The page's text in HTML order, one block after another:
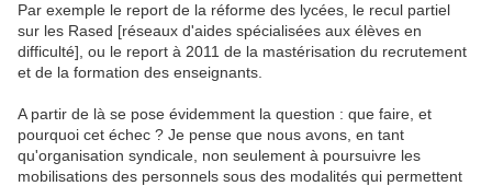
Par exemple le report de la réforme des lycées, le recul partiel
sur les Rased [réseaux d'aides spécialisées aux élèves en
difficulté], ou le report à 2011 de la mastérisation du recrutement
et de la formation des enseignants.
A partir de là se pose évidemment la question : que faire, et
pourquoi cet échec ? Je pense que nous avons, en tant
qu'organisation syndicale, non seulement à poursuivre les
mobilisations des personnels sous des modalités qui permettent